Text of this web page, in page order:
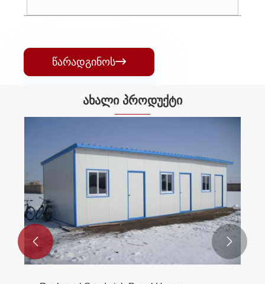
წარადგინოს
ახალი პროდუქტი
 